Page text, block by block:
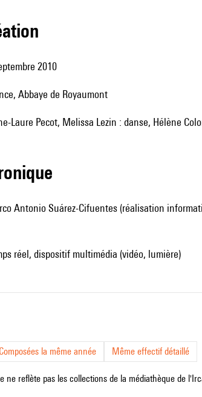
2010
Abbaye de Royaumont
Laure Pecot, Melissa Lezin : danse, Hélène
Antonio Suárez-Cifuentes (réalisation
réel, dispositif multimédia (vidéo, lumière)
Composées la même année Même effectif détaillé
reflète pas les collections de la médiathèque de